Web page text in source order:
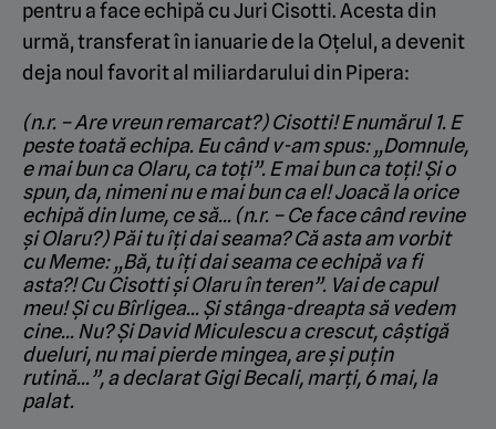
pentru a face echipă cu Juri Cisotti. Acesta din
urmă, transferat în ianuarie de la Oțelul, a devenit
deja noul favorit al miliardarului din Pipera:
(n.r. – Are vreun remarcat?) Cisotti! E numărul 1. E
peste toată echipa. Eu când v-am spus: „Domnule,
e mai bun ca Olaru, ca toți”. E mai bun ca toți! Și o
spun, da, nimeni nu e mai bun ca el! Joacă la orice
echipă din lume, ce să… (n.r. – Ce face când revine
și Olaru?) Păi tu îți dai seama? Că asta am vorbit
cu Meme: „Bă, tu îți dai seama ce echipă va fi
asta?! Cu Cisotti și Olaru în teren”. Vai de capul
meu! Și cu Bîrligea… Și stânga-dreapta să vedem
cine… Nu? Și David Miculescu a crescut, câștigă
dueluri, nu mai pierde mingea, are și puțin
rutină…”, a declarat Gigi Becali, marți, 6 mai, la
palat.